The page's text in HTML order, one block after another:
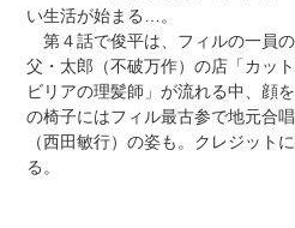
い生活が始まる…。
第４話で俊平は、フィルの一員
父・太郎（不破万作）の店「カッ
ビリアの理髪師」が流れる中、顔
の椅子にはフィル最古参で地元合
（西田敏行）の姿も。クレジット
る。